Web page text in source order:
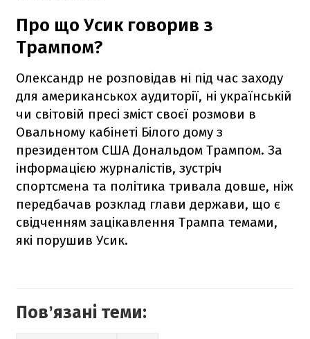
Про що Усик говорив з
Трампом?
Олександр не розповідав ні під час заходу
для американськох аудиторії, ні українській
чи світовій пресі зміст своєї розмови в
Овальному кабінеті Білого дому з
президентом США Дональдом Трампом. За
інформацією журналістів, зустріч
спортсмена та політика тривала довше, ніж
передбачав розклад глави держави, що є
свідченням зацікавлення Трампа темами,
які порушив Усик.
Повʼязані теми: